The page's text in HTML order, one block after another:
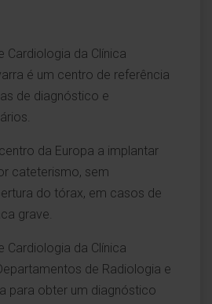
Cardiologia da Clínica
é um centro de referência
de diagnóstico e
da Europa a implantar
cateterismo, sem
do tórax, em casos de
grave.
Cardiologia da Clínica
de Radiologia e
para obter um diagnóstico